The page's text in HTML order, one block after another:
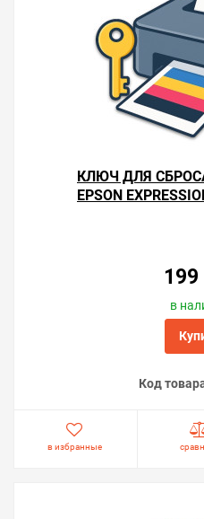
КЛЮЧ ДЛЯ
EPSON
199
в
Код
в избранные